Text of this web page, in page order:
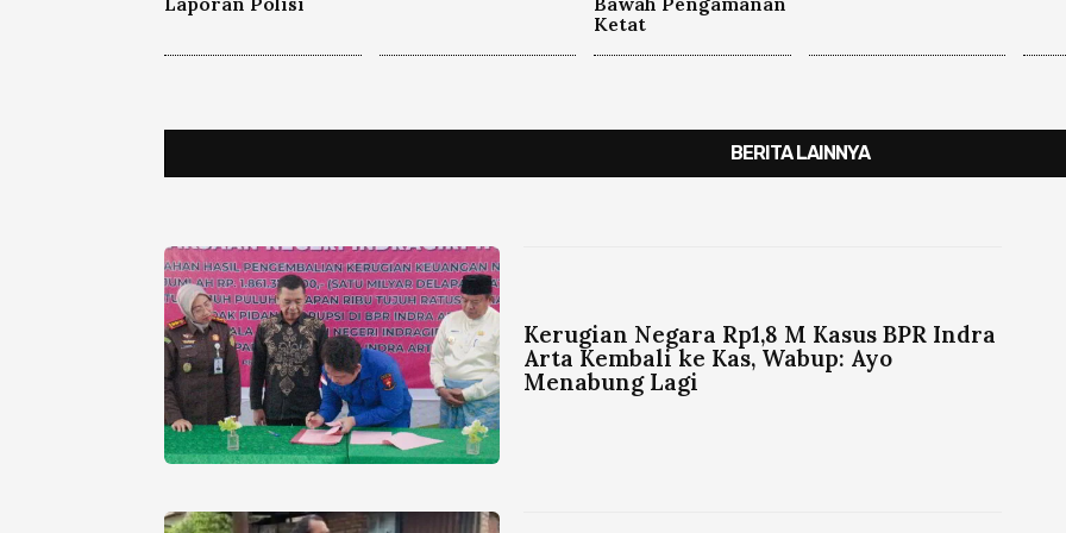
Ketat
BERITA LAINNYA
Kerugian Negara Rp1,8 M Kasus BPR Indra
Arta Kembali ke Kas, Wabup: Ayo
Menabung Lagi